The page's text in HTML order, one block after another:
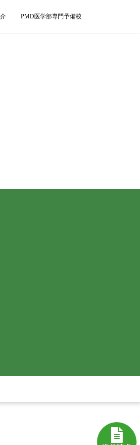
PMD医学部専門予備校